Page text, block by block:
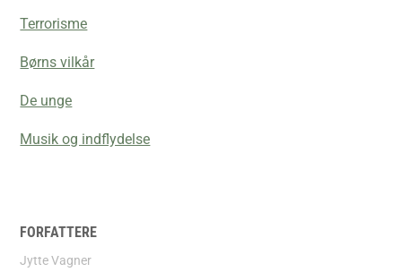
Terrorisme
Børns vilkår
De unge
Musik og indflydelse
FORFATTERE
Jytte Vagner